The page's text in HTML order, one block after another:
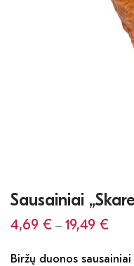
Sausainiai
4,69 € – 19,49 €
Biržų duonos sausainiai